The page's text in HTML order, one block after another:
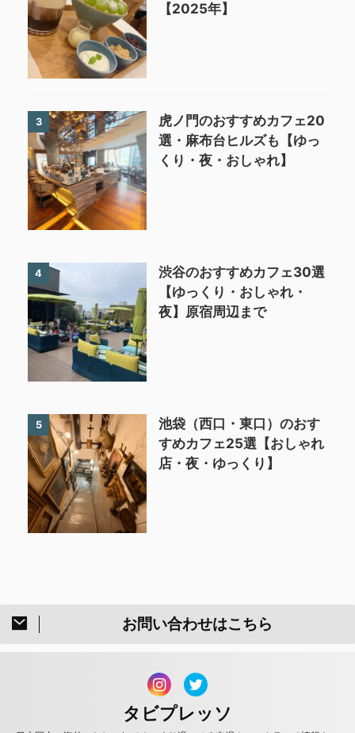
【2025年】
3
虎ノ門のおすすめカフェ20
選・麻布台ヒルズも【ゆっ
くり・夜・おしゃれ】
4
渋谷のおすすめカフェ30選
【ゆっくり・おしゃれ・
夜】原宿周辺まで
5
池袋（西口・東口）のおす
すめカフェ25選【おしゃれ
店・夜・ゆっくり】
お問い合わせはこちら
タビプレッソ